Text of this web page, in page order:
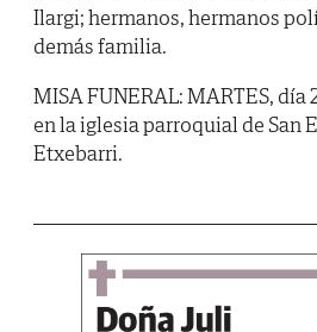
Ilargi; hermanos, hermanos
demás familia.
MISA FUNERAL: MARTES, día
en la iglesia parroquial de San
Etxebarri.